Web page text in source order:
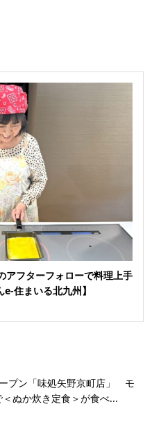
アフターフォローで料理上手
住まいる北九州】
プン「味処矢野京町店」 モ
ぬか炊き定食＞が食べ...